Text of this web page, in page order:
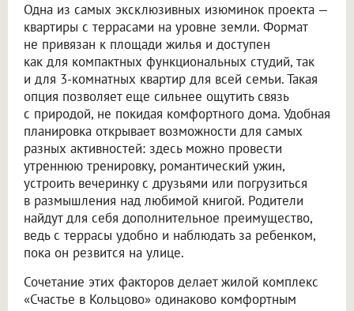
Одна из самых эксклюзивных изюминок проекта —
квартиры с террасами на уровне земли. Формат
не привязан к площади жилья и доступен
как для компактных функциональных студий, так
и для 3-комнатных квартир для всей семьи. Такая
опция позволяет еще сильнее ощутить связь
с природой, не покидая комфортного дома. Удобная
планировка открывает возможности для самых
разных активностей: здесь можно провести
утреннюю тренировку, романтический ужин,
устроить вечеринку с друзьями или погрузиться
в размышления над любимой книгой. Родители
найдут для себя дополнительное преимущество,
ведь с террасы удобно и наблюдать за ребенком,
пока он резвится на улице.
Сочетание этих факторов делает жилой комплекс
«Счастье в Кольцово» одинаково комфортным